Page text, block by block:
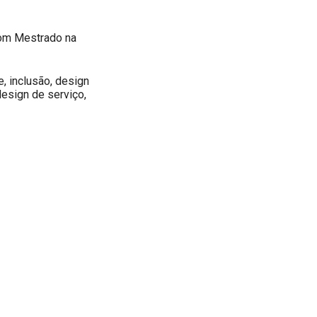
Mestrado na
inclusão, design
de serviço,